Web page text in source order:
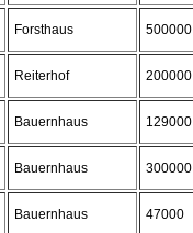
Forsthaus 500000
Reiterhof 200000
Bauernhaus 129000
Bauernhaus 300000
Bauernhaus 47000